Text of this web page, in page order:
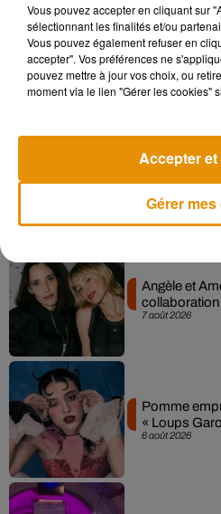
aliments différents d'ici la fin de
Musique
Madonna
Sensation »
7 août 2026
Angèle et
collaboration
6 août 2026
Pomme
« Loups
Vous pouvez accepter en cliquant sur
sélectionnant les finalités et/ou
Vous pouvez également refuser en
accepter". Vos préférences ne
pouvez mettre à jour vos choix, ou
moment via le lien "Gérer les cookies"
Gérer
Accepter